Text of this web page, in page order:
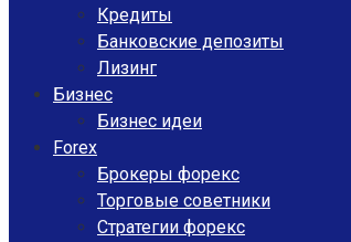
Кредиты
Банковские депозиты
Лизинг
Бизнес
Бизнес идеи
Forex
Брокеры форекс
Торговые советники
Стратегии форекс